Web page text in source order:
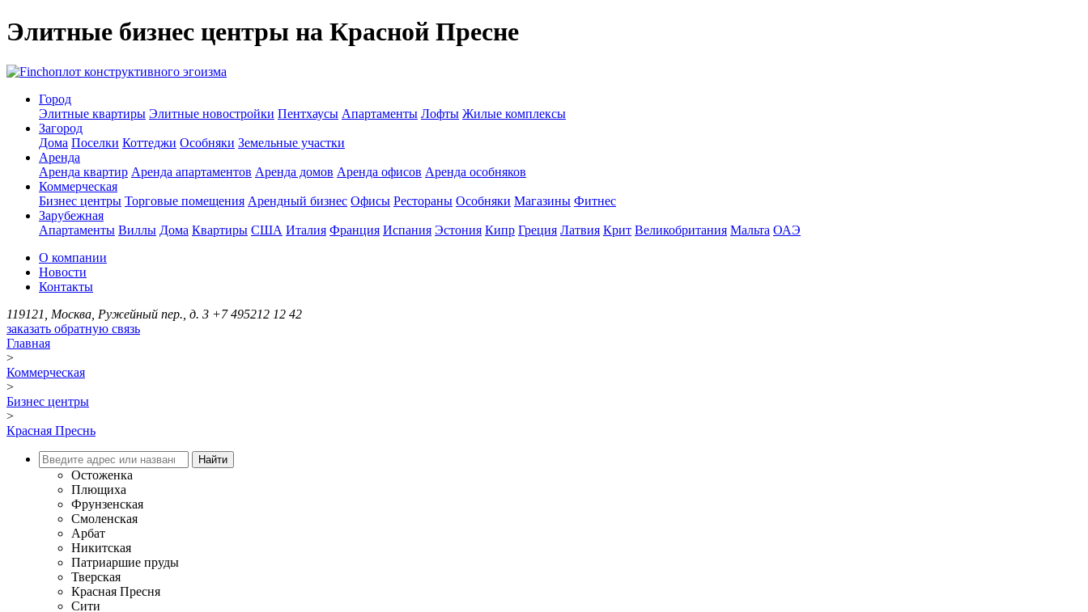
Элитные бизнес центры на Красной Пресне
оплот конструктивного эгоизма
Город
Элитные квартиры Элитные новостройки Пентхаусы Апартаменты Лофты Жилые комплексы
Загород
Дома Поселки Коттеджи Особняки Земельные участки
Аренда
Аренда квартир Аренда апартаментов Аренда домов Аренда офисов Аренда особняков
Коммерческая
Бизнес центры Торговые помещения Арендный бизнес Офисы Рестораны Особняки Магазины Фитнес
Зарубежная
Апартаменты Виллы Дома Квартиры США Италия Франция Испания Эстония Кипр Греция Латвия Крит Великобритания Мальта ОАЭ
О компании
Новости
Контакты
119121, Москва, Ружейный пер., д. 3 +7 495212 12 42
заказать обратную связь
Главная
>
Коммерческая
>
Бизнес центры
>
Красная Преснь
Остоженка
Плющиха
Фрунзенская
Смоленская
Арбат
Никитская
Патриаршие пруды
Тверская
Красная Пресня
Сити